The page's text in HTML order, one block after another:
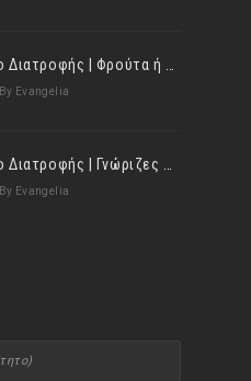
By Evangelia
By Evangelia